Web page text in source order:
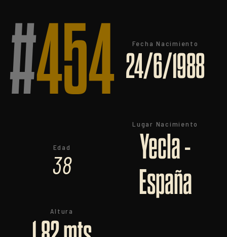
#454 Fecha Nacimiento
24/6/1988
Edad
38
Lugar Nacimiento
Yecla -
España
Altura